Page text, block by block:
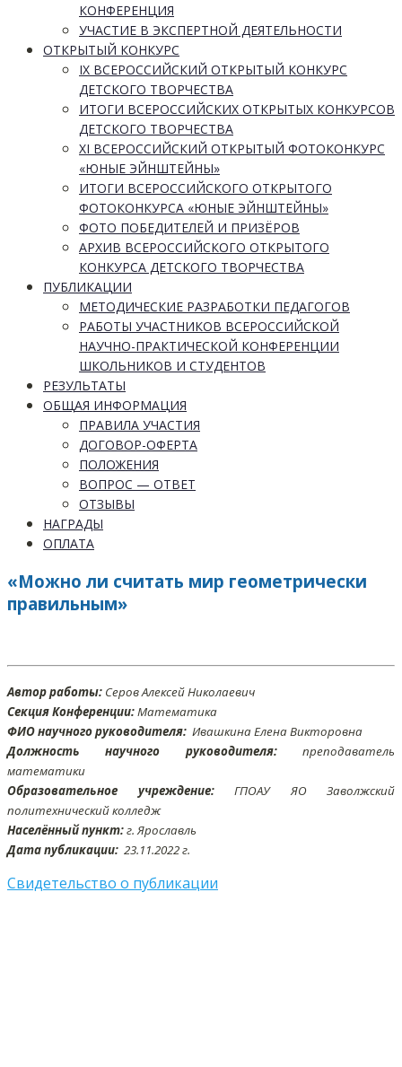
КОНФЕРЕНЦИЯ
УЧАСТИЕ В ЭКСПЕРТНОЙ ДЕЯТЕЛЬНОСТИ
ОТКРЫТЫЙ КОНКУРС
IX ВСЕРОССИЙСКИЙ ОТКРЫТЫЙ КОНКУРС
ДЕТСКОГО ТВОРЧЕСТВА
ИТОГИ ВСЕРОССИЙСКИХ ОТКРЫТЫХ КОНКУРСОВ
ДЕТСКОГО ТВОРЧЕСТВА
XI ВСЕРОССИЙСКИЙ ОТКРЫТЫЙ ФОТОКОНКУРС
«ЮНЫЕ ЭЙНШТЕЙНЫ»
ИТОГИ ВСЕРОССИЙСКОГО ОТКРЫТОГО
ФОТОКОНКУРСА «ЮНЫЕ ЭЙНШТЕЙНЫ»
ФОТО ПОБЕДИТЕЛЕЙ И ПРИЗЁРОВ
АРХИВ ВСЕРОССИЙСКОГО ОТКРЫТОГО
КОНКУРСА ДЕТСКОГО ТВОРЧЕСТВА
ПУБЛИКАЦИИ
МЕТОДИЧЕСКИЕ РАЗРАБОТКИ ПЕДАГОГОВ
РАБОТЫ УЧАСТНИКОВ ВСЕРОССИЙСКОЙ
НАУЧНО-ПРАКТИЧЕСКОЙ КОНФЕРЕНЦИИ
ШКОЛЬНИКОВ И СТУДЕНТОВ
РЕЗУЛЬТАТЫ
ОБЩАЯ ИНФОРМАЦИЯ
ПРАВИЛА УЧАСТИЯ
ДОГОВОР-ОФЕРТА
ПОЛОЖЕНИЯ
ВОПРОС — ОТВЕТ
ОТЗЫВЫ
НАГРАДЫ
ОПЛАТА
«Можно ли считать мир геометрически
правильным»
Автор работы: Серов Алексей Николаевич
Секция Конференции:Математика
ФИО научного руководителя: Ивашкина Елена Викторовна
Должность научного руководителя:преподаватель
математики
Образовательное учреждение:ГПОАУ ЯО Заволжский
политехнический колледж
Населённый пункт:г. Ярославль
Дата публикации: 23.11.2022 г.
Свидетельство о публикации